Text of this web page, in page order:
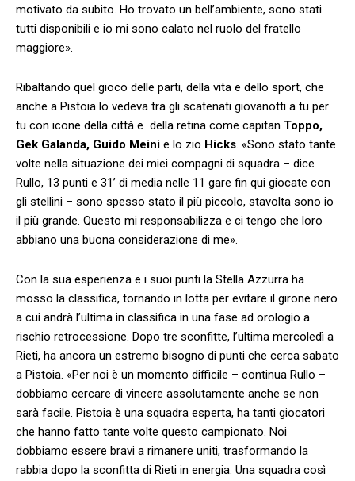
motivato da subito. Ho trovato un bell’ambiente, sono stati
tutti disponibili e io mi sono calato nel ruolo del fratello
maggiore».
Ribaltando quel gioco delle parti, della vita e dello sport, che
anche a Pistoia lo vedeva tra gli scatenati giovanotti a tu per
tu con icone della città e della retina come capitan Toppo,
Gek Galanda, Guido Meini e lo zio Hicks . «Sono stato tante
volte nella situazione dei miei compagni di squadra – dice
Rullo, 13 punti e 31’ di media nelle 11 gare fin qui giocate con
gli stellini – sono spesso stato il più piccolo, stavolta sono io
il più grande. Questo mi responsabilizza e ci tengo che loro
abbiano una buona considerazione di me».
Con la sua esperienza e i suoi punti la Stella Azzurra ha
mosso la classifica, tornando in lotta per evitare il girone nero
a cui andrà l’ultima in classifica in una fase ad orologio a
rischio retrocessione. Dopo tre sconfitte, l’ultima mercoledì a
Rieti, ha ancora un estremo bisogno di punti che cerca sabato
a Pistoia. «Per noi è un momento difficile – continua Rullo –
dobbiamo cercare di vincere assolutamente anche se non
sarà facile. Pistoia è una squadra esperta, ha tanti giocatori
che hanno fatto tante volte questo campionato. Noi
dobbiamo essere bravi a rimanere uniti, trasformando la
rabbia dopo la sconfitta di Rieti in energia. Una squadra così